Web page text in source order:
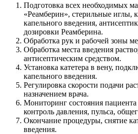
Подготовка всех необходимых
«Реамберин», стерильные иглы,
капельного введения,
дозировки Реамберина.
Обработка рук и рабочей зоны
Обработка места введения
антисептическим средством.
Установка катетера в вену,
капельного введения.
Регулировка скорости подачи
назначением врача.
Мониторинг состояния
контроль давления, пульса,
Окончание процедуры, снятие
введения.